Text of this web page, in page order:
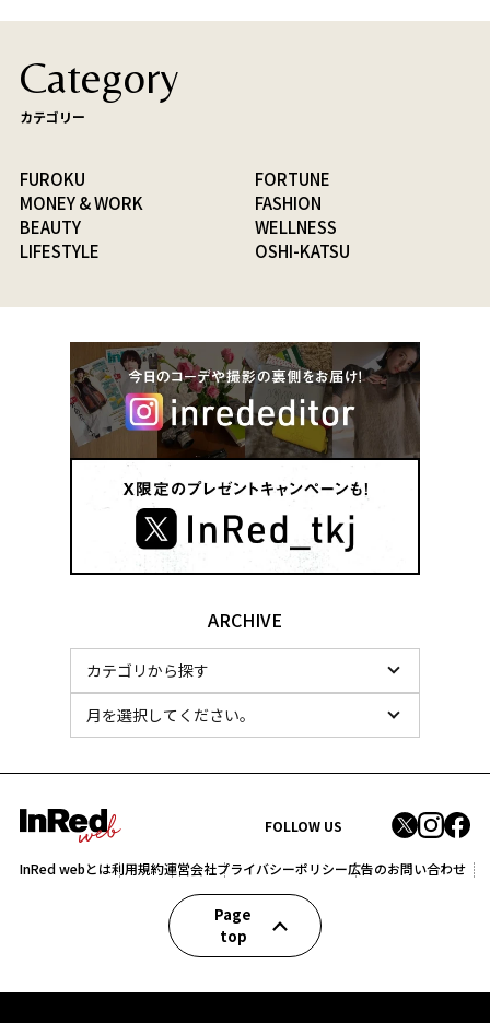
Category
カテゴリー
FUROKU
FORTUNE
MONEY & WORK
FASHION
BEAUTY
WELLNESS
LIFESTYLE
OSHI-KATSU
ARCHIVE
FOLLOW US
InRed webとは利用規約運営会社プライバシーポリシー広告のお問い合わせ
Page
top